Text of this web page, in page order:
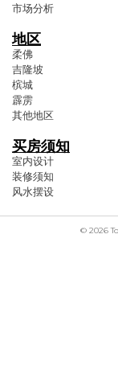
市场分析
地区
柔佛
吉隆坡
槟城
霹雳
其他地区
买房须知
室内设计
装修须知
风水摆设
© 2026